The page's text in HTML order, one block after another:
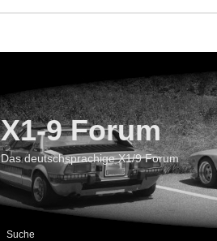
Suche
X1-9 Forum
Das deutschsprachige X1/9 Forum